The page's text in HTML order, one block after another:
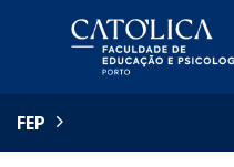
FEP